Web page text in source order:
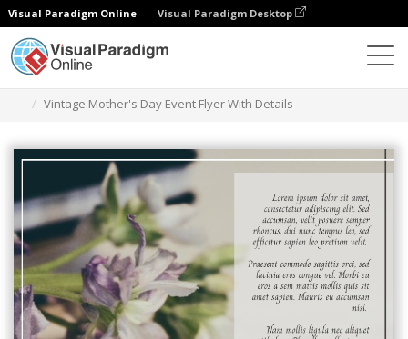
Visual Paradigm Online Visual Paradigm Desktop
Vintage Mother's Day Event Flyer With Details